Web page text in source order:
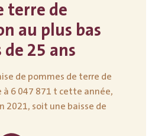
terre de
au plus bas
25 ans
de pommes de terre de
à 6 047 871 t cette année,
2021, soit une baisse de